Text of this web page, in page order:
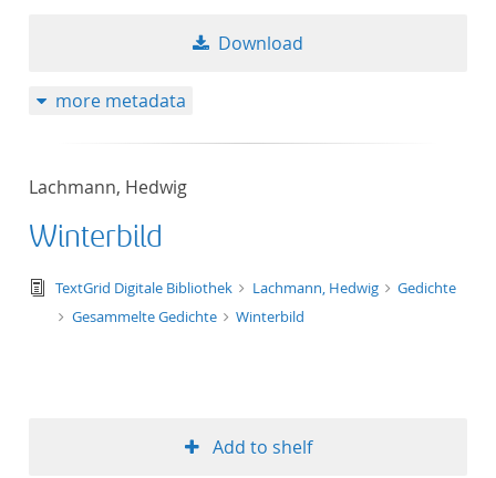
Download
more metadata
Lachmann, Hedwig
Winterbild
text/tg.edition+tg.aggregation+xml
TextGrid Digitale Bibliothek Lachmann, Hedwig
Gedichte
Gesammelte Gedichte
Winterbild
Add to shelf